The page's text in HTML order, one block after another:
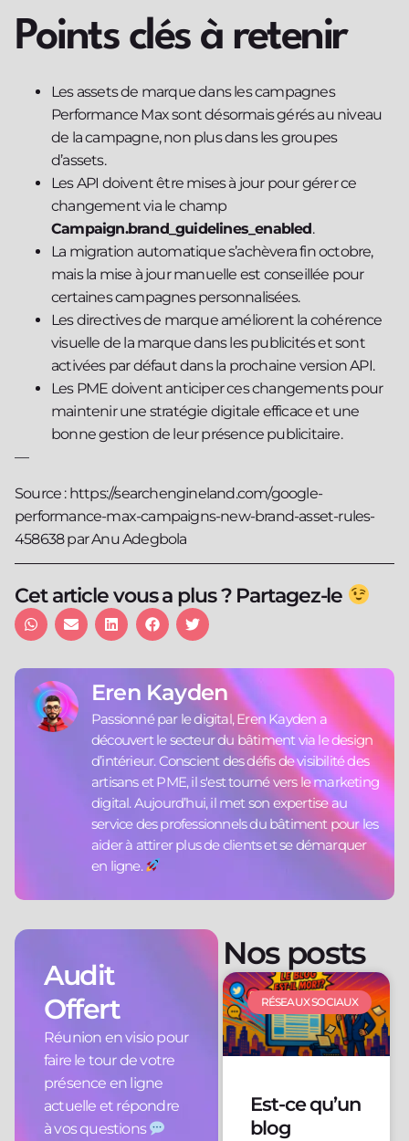
Points clés à retenir
Les assets de marque dans les campagnes
Performance Max sont désormais gérés au niveau
de la campagne, non plus dans les groupes
d’assets.
Les API doivent être mises à jour pour gérer ce
changement via le champ
Campaign.brand_guidelines_enabled.
La migration automatique s’achèvera fin octobre,
mais la mise à jour manuelle est conseillée pour
certaines campagnes personnalisées.
Les directives de marque améliorent la cohérence
visuelle de la marque dans les publicités et sont
activées par défaut dans la prochaine version API.
Les PME doivent anticiper ces changements pour
maintenir une stratégie digitale efficace et une
bonne gestion de leur présence publicitaire.
—
Source : https://searchengineland.com/google-
performance-max-campaigns-new-brand-asset-rules-
458638 par Anu Adegbola
Cet article vous a plus ? Partagez-le
Eren Kayden
Passionné par le digital, Eren Kayden a
découvert le secteur du bâtiment via le design
d’intérieur. Conscient des défis de visibilité des
artisans et PME, il s'est tourné vers le marketing
digital. Aujourd’hui, il met son expertise au
service des professionnels du bâtiment pour les
aider à attirer plus de clients et se démarquer
en ligne.
Audit
Offert
Réunion en visio pour
faire le tour de votre
présence en ligne
actuelle et répondre
à vos questions
Nos posts
RÉSEAUX SOCIAUX
Est-ce qu’un
blog